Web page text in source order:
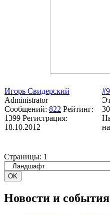
Игорь Свидерский
Administrator
Сообщений: 822 Рейтинг:
1399 Регистрация:
18.10.2012
#9
Страницы: 1
Новости и события